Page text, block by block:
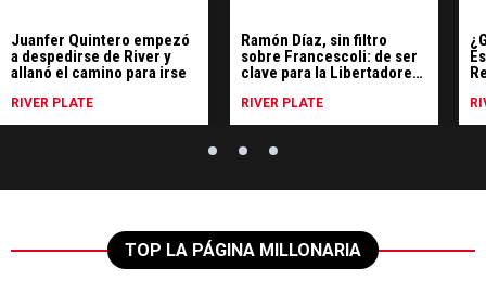
Juanfer Quintero empezó
a despedirse de River y
allanó el camino para irse
RIVER PLATE
Ramón Díaz, sin filtro
sobre Francescoli: de ser
clave para la Libertadores
dirigente
RIVER PLATE
TOP LA PÁGINA MILLONARIA